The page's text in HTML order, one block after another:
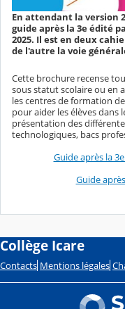
En attendant la version
guide après la 3e édité
2025. Il est en deux
de l'autre la voie
Cette brochure recense
sous statut scolaire ou en
les centres de formation
pour aider les élèves dans
présentation des
technologiques, bacs
Guide après la
Guide
Collège Icare
Contacts Mentions légales